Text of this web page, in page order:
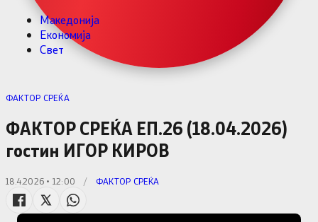
Македонија
Економија
Свет
ФАКТОР СРЕЌА
ФАКТОР СРЕЌА ЕП.26 (18.04.2026)
гостин ИГОР КИРОВ
18.4.2026 • 12:00 / ФАКТОР СРЕЌА